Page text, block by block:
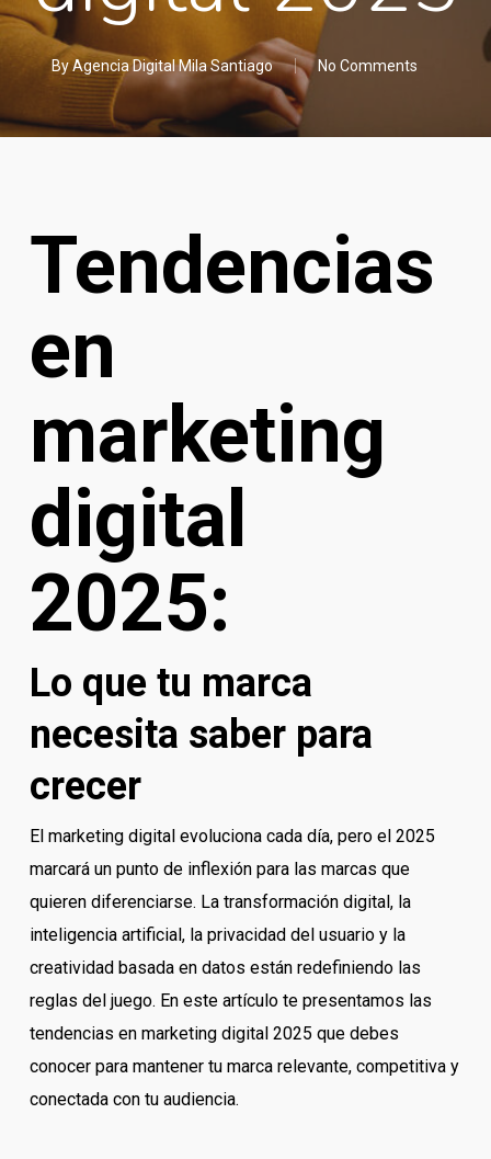
ByAgencia Digital Mila Santiago No Comments
Tendencias
en
marketing
digital
2025:
Lo que tu marca
necesita saber para
crecer
El marketing digital evoluciona cada día, pero el 2025
marcará un punto de inflexión para las marcas que
quieren diferenciarse. La transformación digital, la
inteligencia artificial, la privacidad del usuario y la
creatividad basada en datos están redefiniendo las
reglas del juego. En este artículo te presentamos las
tendencias en marketing digital 2025 que debes
conocer para mantener tu marca relevante, competitiva y
conectada con tu audiencia.